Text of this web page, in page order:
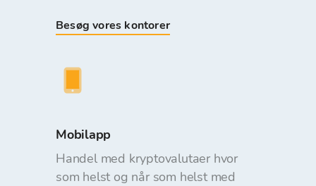
Besøg vores kontorer
Mobilapp
Handel med kryptovalutaer hvor
som helst og når som helst med